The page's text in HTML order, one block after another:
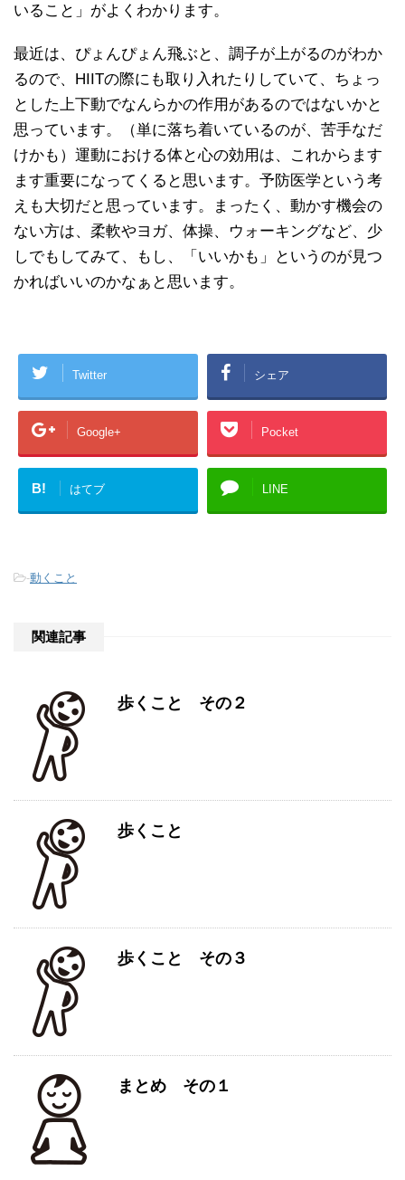
いること」がよくわかります。
最近は、ぴょんぴょん飛ぶと、調子が上がるのがわか
るので、HIITの際にも取り入れたりしていて、ちょっ
とした上下動でなんらかの作用があるのではないかと
思っています。（単に落ち着いているのが、苦手なだ
けかも）運動における体と心の効用は、これからます
ます重要になってくると思います。予防医学という考
えも大切だと思っています。まったく、動かす機会の
ない方は、柔軟やヨガ、体操、ウォーキングなど、少
しでもしてみて、もし、「いいかも」というのが見つ
かればいいのかなぁと思います。
Twitter シェア
Google+ Pocket
B! はてブ LINE
-動くこと
関連記事
歩くこと その２
歩くこと
歩くこと その３
まとめ その１